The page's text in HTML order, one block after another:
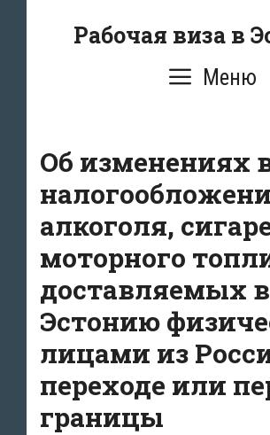
Рабочая виза в
Меню
Об изменениях
алкоголя,
моторного
доставляемых в
Эстонию
лицами из
переходе или
границы